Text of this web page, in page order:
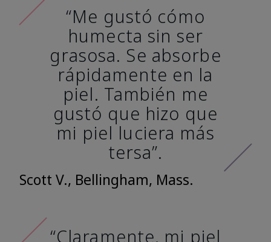
“Me gustó cómo
humecta sin ser
grasosa. Se absorbe
rápidamente en la
piel. También me
gustó que hizo que
mi piel luciera más
tersa”.
Scott V., Bellingham, Mass.
“Claramente, mi piel